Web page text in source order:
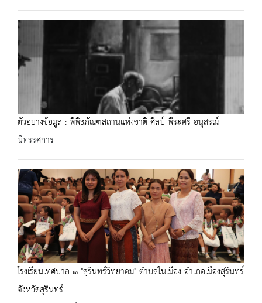
ตัวอย่างข้อมูล : พิพิธภัณฑสถานแห่งชาติ ศิลป์ พีระศรี อนุสรณ์
นิทรรศการ
โรงเรียนเทศบาล ๑ "สุรินทร์วิทยาคม" ตำบลในเมือง อำเภอเมืองสุรินทร์
จังหวัดสุรินทร์